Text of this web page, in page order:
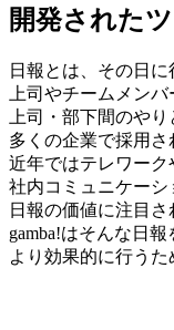
開発された
日報とは、その日
上司やチームメン
上司・部下間のや
多くの企業で採用さ
近年ではテレワーク
社内コミュニケーシ
日報の価値に注目さ
gamba!はそんな日報
より効果的に行うた